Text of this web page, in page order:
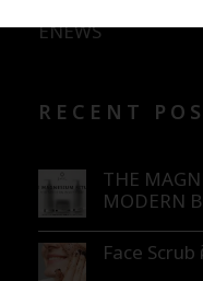
ENEWS
RECENT
THE
MODERN
Face Scrub